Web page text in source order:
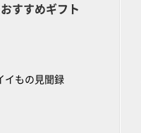
すすめギフト
イもの見聞録